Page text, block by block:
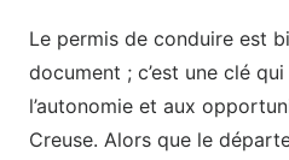
Le permis de conduire est
document ; c’est une clé
l’autonomie et aux
Creuse. Alors que le